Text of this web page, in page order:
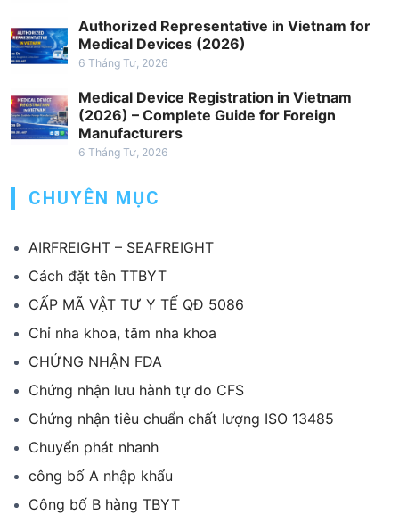
Authorized Representative in Vietnam for
Medical Devices (2026)
6 Tháng Tư, 2026
Medical Device Registration in Vietnam
(2026) – Complete Guide for Foreign
Manufacturers
6 Tháng Tư, 2026
CHUYÊN MỤC
AIRFREIGHT – SEAFREIGHT
Cách đặt tên TTBYT
CẤP MÃ VẬT TƯ Y TẾ QĐ 5086
Chỉ nha khoa, tăm nha khoa
CHỨNG NHẬN FDA
Chứng nhận lưu hành tự do CFS
Chứng nhận tiêu chuẩn chất lượng ISO 13485
Chuyển phát nhanh
công bố A nhập khẩu
Công bố B hàng TBYT